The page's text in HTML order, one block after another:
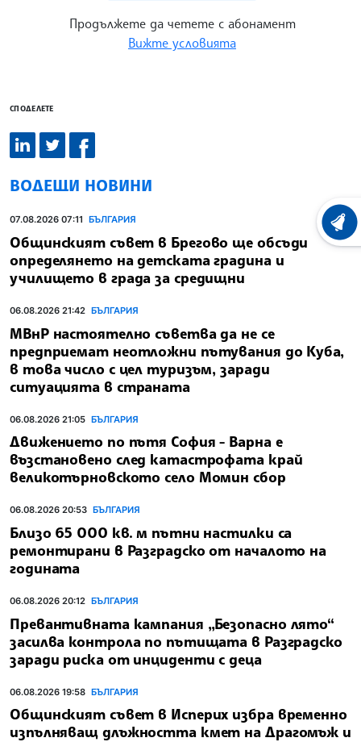
Продължете да четете с абонамент
Вижте условията
СПОДЕЛЕТЕ
ВОДЕЩИ НОВИНИ
07.08.2026 07:11 БЪЛГАРИЯ
Общинският съвет в Брегово ще обсъди
определянето на детската градина и
училището в града за средищни
06.08.2026 21:42 БЪЛГАРИЯ
МВнР настоятелно съветва да не се
предприемат неотложни пътувания до Куба,
в това число с цел туризъм, заради
ситуацията в страната
06.08.2026 21:05 БЪЛГАРИЯ
Движението по пътя София - Варна е
възстановено след катастрофата край
великотърновското село Момин сбор
06.08.2026 20:53 БЪЛГАРИЯ
Близо 65 000 кв. м пътни настилки са
ремонтирани в Разградско от началото на
годината
06.08.2026 20:12 БЪЛГАРИЯ
Превантивната кампания „Безопасно лято“
засилва контрола по пътищата в Разградско
заради риска от инциденти с деца
06.08.2026 19:58 БЪЛГАРИЯ
Общинският съвет в Исперих избра временно
изпълняващ длъжността кмет на Драгомъж и